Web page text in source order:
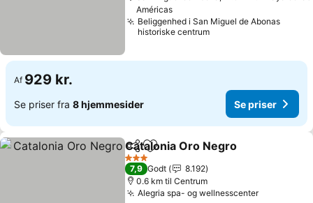
Américas
Beliggenhed i San Miguel de Abonas
historiske centrum
Af 929 kr.
Se priser fra 8 hjemmesider Se priser
Del Føj til favoritter
Catalonia Oro Negro
3 Stjerner
7,9 Godt
8.192
0.6 km til Centrum
Alegria spa- og wellnesscenterSe priser